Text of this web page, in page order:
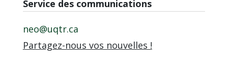
Service des communications
neo@uqtr.ca
Partagez-nous vos nouvelles !